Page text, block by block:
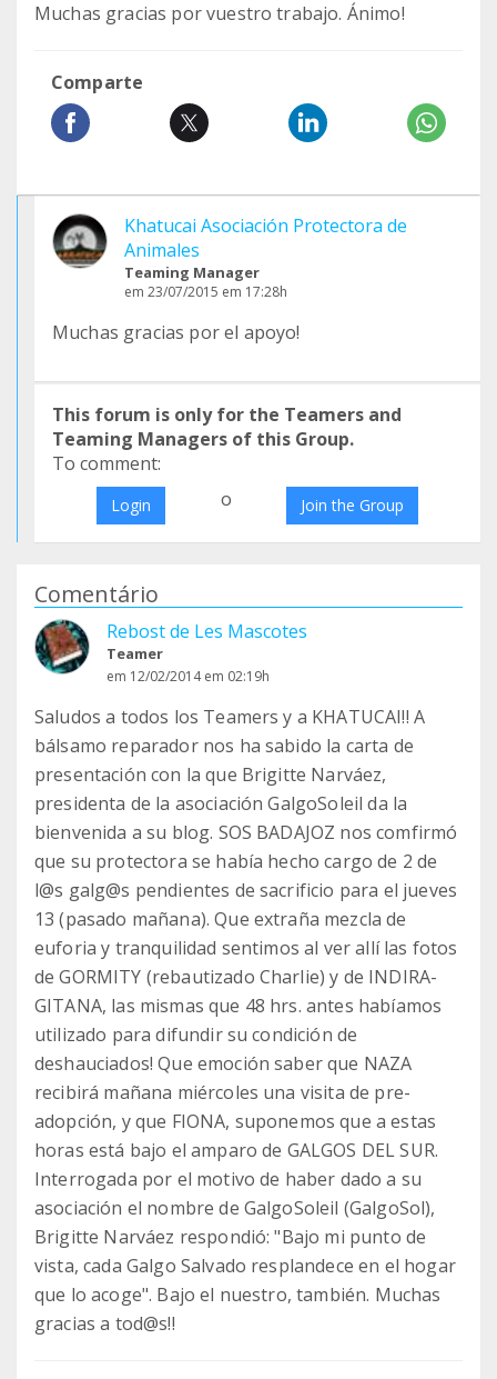
Muchas gracias por vuestro trabajo. Ánimo!
Comparte
Khatucai Asociación Protectora de
Animales
Teaming Manager
em 23/07/2015 em 17:28h
Muchas gracias por el apoyo!
This forum is only for the Teamers and
Teaming Managers of this Group.
To comment:
Login o Join the Group
Comentário
Rebost de Les Mascotes
Teamer
em 12/02/2014 em 02:19h
Saludos a todos los Teamers y a KHATUCAI!! A
bálsamo reparador nos ha sabido la carta de
presentación con la que Brigitte Narváez,
presidenta de la asociación GalgoSoleil da la
bienvenida a su blog. SOS BADAJOZ nos comfirmó
que su protectora se había hecho cargo de 2 de
l@s galg@s pendientes de sacrificio para el jueves
13 (pasado mañana). Que extraña mezcla de
euforia y tranquilidad sentimos al ver allí las fotos
de GORMITY (rebautizado Charlie) y de INDIRA-
GITANA, las mismas que 48 hrs. antes habíamos
utilizado para difundir su condición de
deshauciados! Que emoción saber que NAZA
recibirá mañana miércoles una visita de pre-
adopción, y que FIONA, suponemos que a estas
horas está bajo el amparo de GALGOS DEL SUR.
Interrogada por el motivo de haber dado a su
asociación el nombre de GalgoSoleil (GalgoSol),
Brigitte Narváez respondió: "Bajo mi punto de
vista, cada Galgo Salvado resplandece en el hogar
que lo acoge". Bajo el nuestro, también. Muchas
gracias a tod@s!!